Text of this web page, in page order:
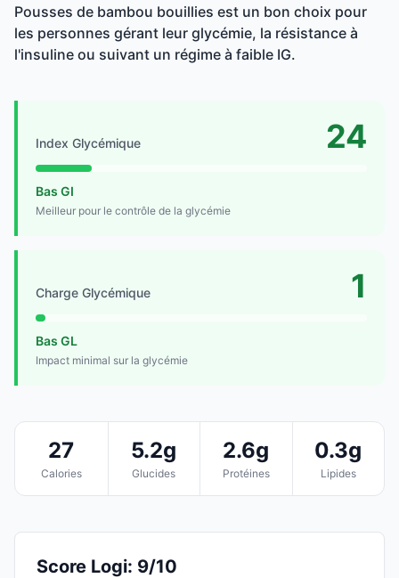
Pousses de bambou bouillies est un bon choix pour
les personnes gérant leur glycémie, la résistance à
l'insuline ou suivant un régime à faible IG.
Index Glycémique 24
Bas GI
Meilleur pour le contrôle de la glycémie
Charge Glycémique 1
Bas GL
Impact minimal sur la glycémie
27
Calories
5.2g
Glucides
2.6g
Protéines
0.3g
Lipides
Score Logi: 9/10